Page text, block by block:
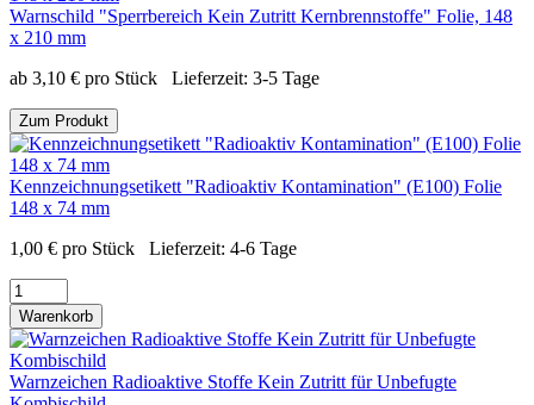
Warnschild "Sperrbereich Kein Zutritt Kernbrennstoffe" Folie, 148
x 210 mm
ab 3,10 € pro Stück Lieferzeit: 3-5 Tage
Zum Produkt
Kennzeichnungsetikett "Radioaktiv Kontamination" (E100) Folie
148 x 74 mm
1,00 € pro Stück Lieferzeit: 4-6 Tage
Warenkorb
Warnzeichen Radioaktive Stoffe Kein Zutritt für Unbefugte